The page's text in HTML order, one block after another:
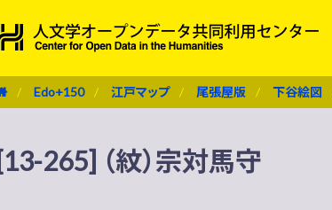
Edo+150 江戸マップ 尾張屋版 下谷絵図
[13-265] （紋）宗対馬守